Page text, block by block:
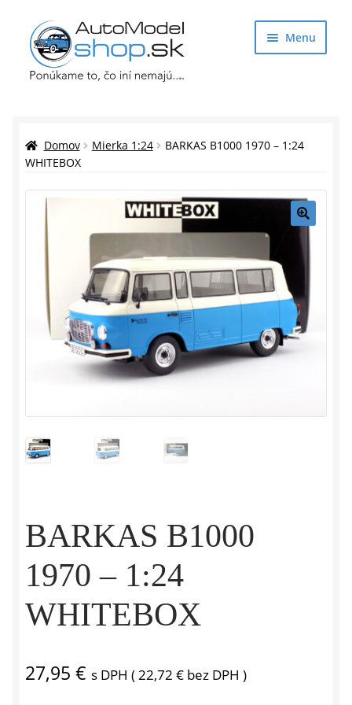
Preskočiť
na
navigáciu
Preskočiť
na
obsah
Menu
Auto Modely
Rozbaliť
Doplnky pre modelárov
menu
Darčekové predmety
Rozbaliť
menu
Domov Mierka 1:24
BARKAS B1000 1970 – 1:24
WHITEBOX
🔍
BARKAS B1000
1970 – 1:24
WHITEBOX
27,95 € s DPH (22,72 € bez DPH )